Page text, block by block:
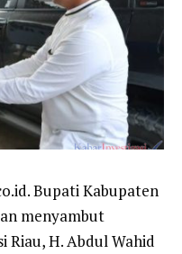
Bupati Kabupaten
menyambut
Riau, H. Abdul Wahid